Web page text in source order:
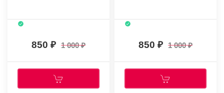
850 1 000 850 1 000